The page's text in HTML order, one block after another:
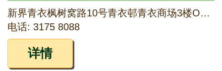
新界青衣枫树窝路10号青衣邨青衣商场3楼OT1室
电话: 3175 8088
详情